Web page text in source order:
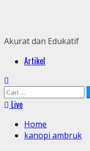
Akurat dan Edukatif
PrimaryArtikel
Cari
untuk:
Live
Home
kanopi ambruk